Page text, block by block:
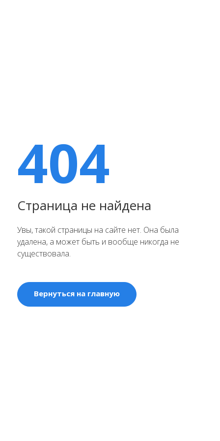
404
Страница не найдена
Увы, такой страницы на сайте нет. Она была
удалена, а может быть и вообще никогда не
существовала.
Вернуться на главную